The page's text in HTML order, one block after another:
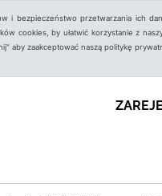
i bezpieczeństwo przetwarzania ich
cookies, by ułatwić korzystanie z
aby zaakceptować naszą politykę